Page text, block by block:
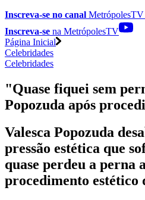
Inscreva-se no canal
Inscreva-se na MetrópolesTV
Página Inicial
Celebridades
Celebridades
"Quase fiquei sem
Popozuda após
Valesca Popozuda
pressão estética que
quase perdeu a perna
procedimento estético